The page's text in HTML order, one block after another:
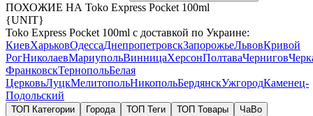
ПОХОЖИЕ НА Toko Express Pocket 100ml
{UNIT}
Toko Express Pocket 100ml с доставкой по Украине:
КиевХарьковОдессаДнепропетровскЗапорожьеЛьвовКривой
РогНиколаевМариупольВинницаХерсонПолтаваЧернигов
ФранковскТернопольБелая
ЦерковьЛуцкМелитопольНикопольБердянскУжгородКаменец-
Подольский
ТОП Категории Города ТОП Теги ТОП Товары
ЧаВо